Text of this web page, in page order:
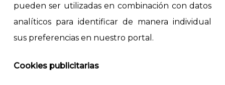
pueden ser utilizadas en combinación con datos
analíticos para identificar de manera individual
sus preferencias en nuestro portal.
Cookies publicitarias